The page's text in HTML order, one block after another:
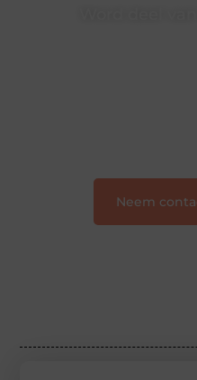
Neem